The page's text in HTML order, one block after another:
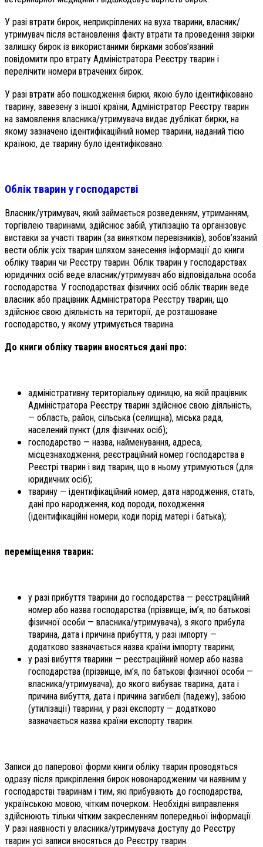
У разі втрати бирок, неприкріплених на вуха тварини, власник/
утримувач після встановлення факту втрати та проведення звірки
залишку бирок із використаними бирками зобов’язаний
повідомити про втрату Адміністратора Реєстру тварин і
перелічити номери втрачених бирок.
У разі втрати або пошкодження бирки, якою було ідентифіковано
тварину, завезену з іншої країни, Адміністратор Реєстру тварин
на замовлення власника/утримувача видає дублікат бирки, на
якому зазначено ідентифікаційний номер тварини, наданий тією
країною, де тварину було ідентифіковано.
Облік тварин у господарстві
Власник/утримувач, який займається розведенням, утриманням,
торгівлею тваринами, здійснює забій, утилізацію та організовує
виставки за участі тварин (за винятком перевізників), зобов’язаний
вести облік усіх тварин шляхом занесення інформації до книги
обліку тварин чи Реєстру тварин. Облік тварин у господарствах
юридичних осіб веде власник/утримувач або відповідальна особа
господарства. У господарствах фізичних осіб облік тварин веде
власник або працівник Адміністратора Реєстру тварин, що
здійснює свою діяльність на території, де розташоване
господарство, у якому утримується тварина.
До книги обліку тварин вносяться дані про:
адміністративну територіальну одиницю, на якій працівник
Адміністратора Реєстру тварин здійснює свою діяльність,
— область, район, сільська (селищна), міська рада,
населений пункт (для фізичних осіб);
господарство — назва, найменування, адреса,
місцезнаходження, реєстраційний номер господарства в
Реєстрі тварин і вид тварин, що в ньому утримуються (для
юридичних осіб);
тварину — ідентифікаційний номер, дата народження, стать,
дані про народження, код породи, походження
(ідентифікаційні номери, коди порід матері і батька);
переміщення тварин:
у разі прибуття тварини до господарства — реєстраційний
номер або назва господарства (прізвище, ім’я, по батькові
фізичної особи — власника/утримувача), з якого прибула
тварина, дата і причина прибуття, у разі імпорту —
додатково зазначається назва країни імпорту тварини;
у разі вибуття тварини — реєстраційний номер або назва
господарства (прізвище, ім’я, по батькові фізичної особи —
власника/утримувача), до якого вибуває тварина, дата і
причина вибуття, дата і причина загибелі (падежу), забою
(утилізації) тварини, у разі експорту — додатково
зазначається назва країни експорту тварин.
Записи до паперової форми книги обліку тварин проводяться
одразу після прикріплення бирок новонародженим чи наявним у
господарстві тваринам і тим, які прибувають до господарства,
українською мовою, чітким почерком. Необхідні виправлення
здійснюють тільки чітким закресленням попередньої інформації.
У разі наявності у власника/утримувача доступу до Реєстру
тварин усі записи вносяться до Реєстру тварин.